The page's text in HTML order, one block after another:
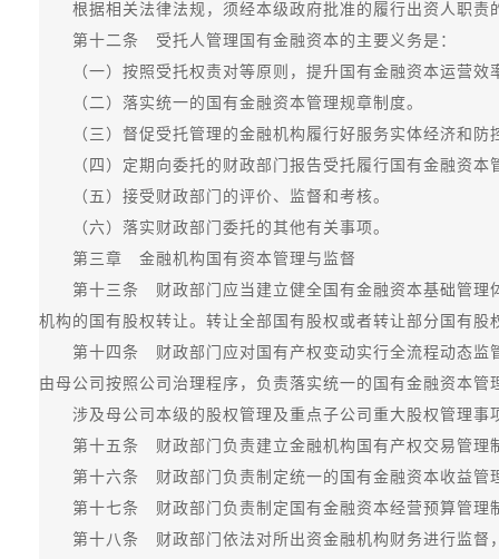
根据相关法律法规，须经本级政府批准的履行出资人职责
第十二条 受托人管理国有金融资本的主要义务是：
（一）按照受托权责对等原则，提升国有金融资本运营效
（二）落实统一的国有金融资本管理规章制度。
（三）督促受托管理的金融机构履行好服务实体经济和防
（四）定期向委托的财政部门报告受托履行国有金融资本
（五）接受财政部门的评价、监督和考核。
（六）落实财政部门委托的其他有关事项。
第三章 金融机构国有资本管理与监督
第十三条 财政部门应当建立健全国有金融资本基础管理体
机构的国有股权转让。转让全部国有股权或者转让部分国有
第十四条 财政部门应对国有产权变动实行全流程动态监管
由母公司按照公司治理程序，负责落实统一的国有金融资本管
涉及母公司本级的股权管理及重点子公司重大股权管理事
第十五条 财政部门负责建立金融机构国有产权交易管理制
第十六条 财政部门负责制定统一的国有金融资本收益管理
第十七条 财政部门负责制定国有金融资本经营预算管理制
第十八条 财政部门依法对所出资金融机构财务进行监督，